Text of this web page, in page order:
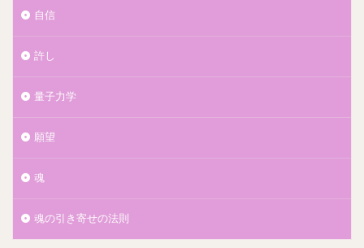
自信
許し
量子力学
願望
魂
魂の引き寄せの法則